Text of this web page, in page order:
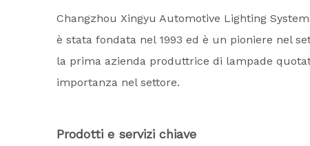
Changzhou Xingyu Automotive Lighting
è stata fondata nel 1993 ed è un pioniere nel
la prima azienda produttrice di lampade
importanza nel settore.
Prodotti e servizi chiave